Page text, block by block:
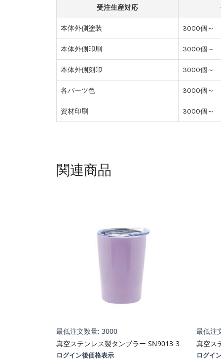
受注生産対応
本体外側塗装 3000個～
本体外側印刷 3000個～
本体外側刻印 3000個～
各パーツ色 3000個～
資材印刷 3000個～
関連商品
最低注文数量: 3000
真空ステンレス製タンブラー SN9013-3
ログイン後価格表示
最低注
真空ス
ログイ